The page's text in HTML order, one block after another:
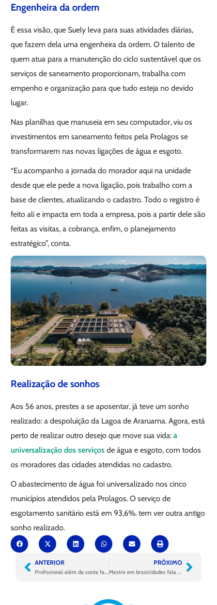
Engenheira da ordem
É essa visão, que Suely leva para suas atividades diárias,
que fazem dela uma engenheira da ordem. O talento de
quem atua para a manutenção do ciclo sustentável que os
serviços de saneamento proporcionam, trabalha com
empenho e organização para que tudo esteja no devido
lugar.
Nas planilhas que manuseia em seu computador, viu os
investimentos em saneamento feitos pela Prolagos se
transformarem nas novas ligações de água e esgoto.
“Eu acompanho a jornada do morador aqui na unidade
desde que ele pede a nova ligação, pois trabalho com a
base de clientes, atualizando o cadastro. Todo o registro é
feito ali e impacta em toda a empresa, pois a partir dele são
feitas as visitas, a cobrança, enfim, o planejamento
estratégico”, conta.
Realização de sonhos
Aos 56 anos, prestes a se aposentar, já teve um sonho
realizado: a despoluição da Lagoa de Araruama. Agora, está
perto de realizar outro desejo que move sua vida:a
universalização dos serviços de água e esgoto, com todos
os moradores das cidades atendidas no cadastro.
O abastecimento de água foi universalizado nos cinco
municípios atendidos pela Prolagos. O serviço de
esgotamento sanitário está em 93,6%. tem ver outra antigo
sonho realizado.
ANTERIOR
Profissional além da conta fala da trajetória de crescimento da Aegea
PRÓXIMO
Mestre em brasicidades fala sobre universalização em 14 anos da Aegea